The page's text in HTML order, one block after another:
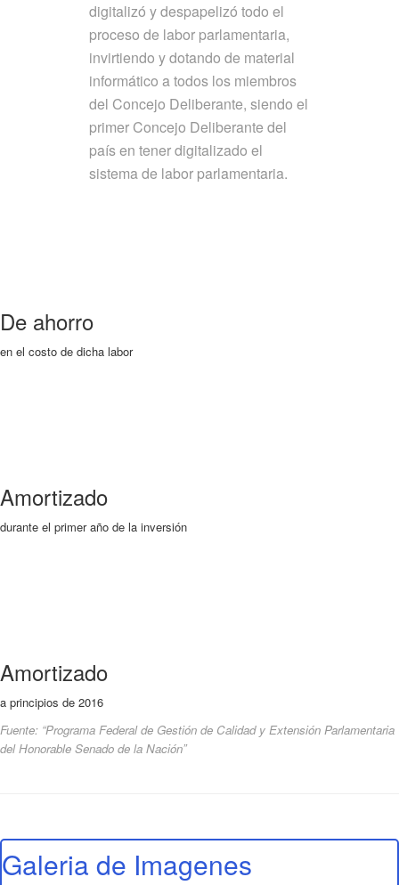
digitalizó y despapelizó todo el
proceso de labor parlamentaria,
invirtiendo y dotando de material
informático a todos los miembros
del Concejo Deliberante, siendo el
primer Concejo Deliberante del
país en tener digitalizado el
sistema de labor parlamentaria.
De ahorro
en el costo de dicha labor
Amortizado
durante el primer año de la inversión
Amortizado
a principios de 2016
Fuente: “Programa Federal de Gestión de Calidad y Extensión Parlamentaria
del Honorable Senado de la Nación”
Galeria de Imagenes